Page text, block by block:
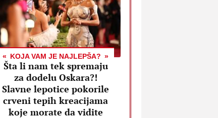
KOJA VAM JE NAJLEPŠA?
Šta li nam tek spremaju
za dodelu Oskara?!
Slavne lepotice pokorile
crveni tepih kreacijama
koje morate da vidite